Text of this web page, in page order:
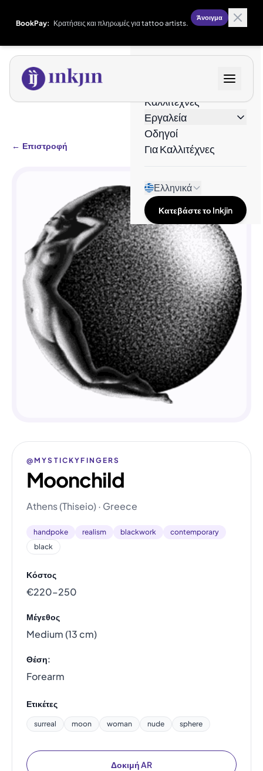
BookPay: Κρατήσεις και πληρωμές για tattoo artists.
Άνοιγμα
Καλλιτέχνες
Εργαλεία
Οδηγοί
Για Καλλιτέχνες
Ελληνικά
Κατεβάστε το Inkjin
← Επιστροφή
@MYSTICKYFINGERS
Moonchild
Athens (Thiseio) · Greece
handpoke realism blackwork
contemporary
black
Κόστος
€220–250
Μέγεθος
Medium (13 cm)
Θέση:
Forearm
Ετικέτες
surreal moon woman nude sphere
Δοκιμή AR